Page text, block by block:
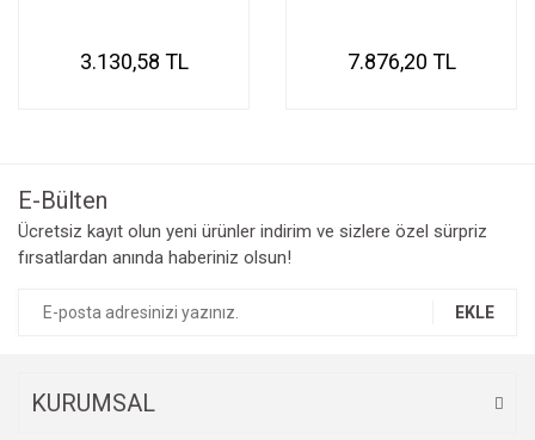
3.130,58 TL 7.876,20 TL
E-Bülten
Ücretsiz kayıt olun yeni ürünler indirim ve sizlere özel sürpriz
fırsatlardan anında haberiniz olsun!
EKLE
KURUMSAL